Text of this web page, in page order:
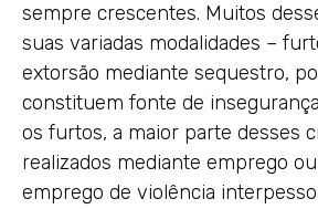
sempre crescentes. Muitos
suas variadas modalidades –
extorsão mediante sequestro,
constituem fonte de
os furtos, a maior parte desses
realizados mediante emprego
emprego de violência